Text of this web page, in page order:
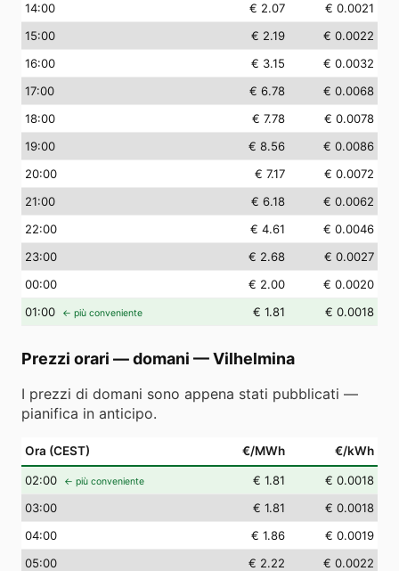
14:00 € 2.07
€ 0.0021
15:00 € 2.19
€ 0.0022
16:00 € 3.15
€ 0.0032
17:00 € 6.78
€ 0.0068
18:00 € 7.78
€ 0.0078
19:00 € 8.56
€ 0.0086
20:00 € 7.17
€ 0.0072
21:00 € 6.18
€ 0.0062
22:00 € 4.61
€ 0.0046
23:00 € 2.68
€ 0.0027
00:00 € 2.00
€ 0.0020
01:00 ← più conveniente € 1.81 € 0.0018
Prezzi orari — domani —Vilhelmina
I prezzi di domani sono appena stati pubblicati —
pianifica in anticipo.
Ora (CEST) €/MWh €/kWh
02:00 ← più conveniente € 1.81
€ 0.0018
03:00 € 1.81
€ 0.0018
04:00 € 1.86
€ 0.0019
05:00 € 2.22
€ 0.0022